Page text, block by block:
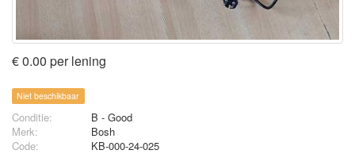
€ 0.00 per lening
Niet beschikbaar
Conditie:
B - Good
Merk:
Bosh
Code:
KB-000-24-025